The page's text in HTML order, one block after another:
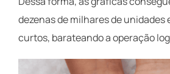
dezenas de milhares de unidades
curtos, barateando a operação